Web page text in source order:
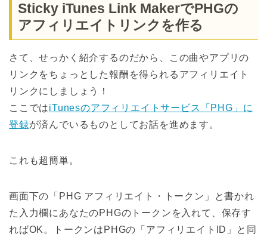
Sticky iTunes Link MakerでPHGの
アフィリエイトリンクを作る
さて、せっかく紹介するのだから、この曲やアプリの
リンクをちょっとした報酬を得られるアフィリエイト
リンクにしましょう！
ここではiTunesのアフィリエイトサービス「PHG」に
登録が済んでいるものとしてお話を進めます。
これも超簡単。
画面下の「PHG アフィリエイト・トークン」と書かれ
た入力欄にあなたのPHGのトークンを入れて、保存す
ればOK。トークンはPHGの「アフィリエイトID」と同